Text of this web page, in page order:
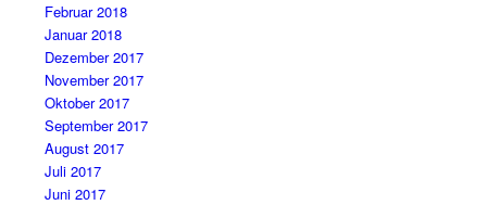
Februar 2018
Januar 2018
Dezember 2017
November 2017
Oktober 2017
September 2017
August 2017
Juli 2017
Juni 2017